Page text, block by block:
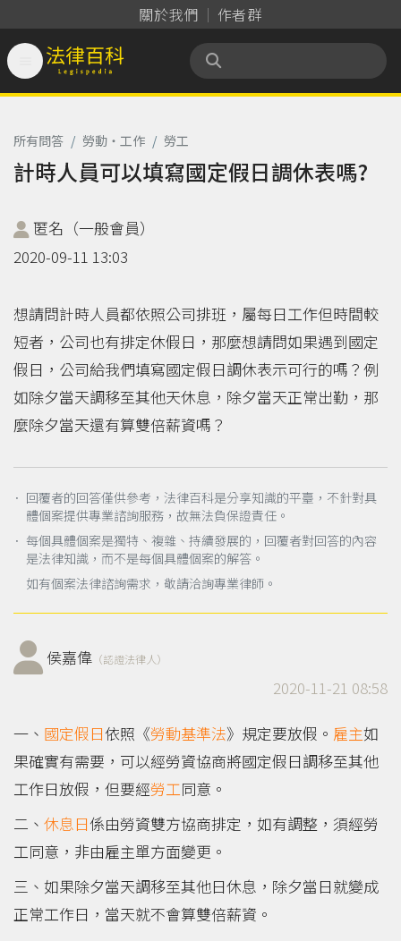
關於我們 作者群
法律百科 Legispedia
所有問答 / 勞動‧工作 / 勞工
計時人員可以填寫國定假日調休表嗎?
匿名（一般會員）
2020-09-11 13:03
想請問計時人員都依照公司排班，屬每日工作但時間較
短者，公司也有排定休假日，那麼想請問如果遇到國定
假日，公司給我們填寫國定假日調休表示可行的嗎？例
如除夕當天調移至其他天休息，除夕當天正常出勤，那
麼除夕當天還有算雙倍薪資嗎？
． 回覆者的回答僅供參考，法律百科是分享知識的平臺，不針對具
體個案提供專業諮詢服務，故無法負保證責任。
． 每個具體個案是獨特、複雜、持續發展的，回覆者對回答的內容
是法律知識，而不是每個具體個案的解答。
如有個案法律諮詢需求，敬請洽詢專業律師。
侯嘉偉 （認證法律人）
2020-11-21 08:58
一、 國定假日依照《勞動基準法》規定要放假。 雇主如
果確實有需要，可以經勞資協商將國定假日調移至其他
工作日放假，但要經勞工同意。
二、 休息日係由勞資雙方協商排定，如有調整，須經勞
工同意，非由雇主單方面變更。
三、如果除夕當天調移至其他日休息，除夕當日就變成
正常工作日，當天就不會算雙倍薪資。